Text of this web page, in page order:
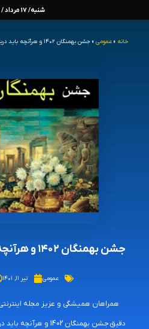
شنبه/ 17 مرداد / 1405
خانه » عمومی » جشن بهمنگان ۱۴۰۲ و هرآنچه باید درباره آن بدانید
جشن بهمنگان ۱۴۰۲ و هرآنچه باید درباره آن بدانید
عمومی تیر ۱۱, ۱۴۰۱
همراهان همیشگی و عزیز مجله
دقیق جشن بهمنگان 1402